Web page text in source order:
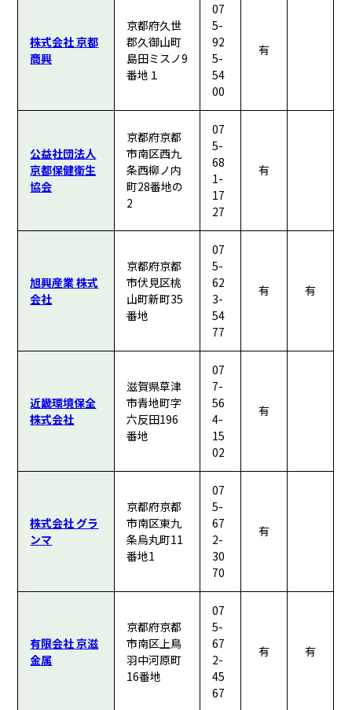
株式会社 京都
商興
京都府久世
郡久御山町
島田ミスノ9
番地１
07
5-
92
5-
54
00
有
公益社団法人
京都保健衛生
協会
京都府京都
市南区西九
条西柳ノ内
町28番地の
2
07
5-
68
1-
17
27
有
旭興産業 株式
会社
京都府京都
市伏見区桃
山町新町35
番地
07
5-
62
3-
54
77
有 有
近畿環境保全
株式会社
滋賀県草津
市青地町字
六反田196
番地
07
7-
56
4-
15
02
有
株式会社 グラ
ンマ
京都府京都
市南区東九
条烏丸町11
番地1
07
5-
67
2-
30
70
有
有限会社 京滋
金属
京都府京都
市南区上鳥
羽中河原町
16番地
07
5-
67
2-
45
67
有 有